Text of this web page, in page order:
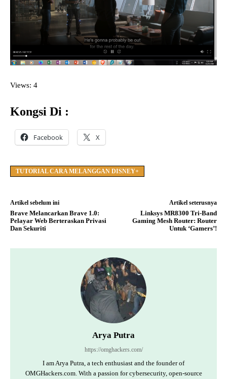
Views: 4
Kongsi Di :
Facebook X
TUTORIAL CARA MELANGGAN DISNEY+
Artikel sebelum ini
Brave Melancarkan Brave 1.0:
Pelayar Web Berteraskan Privasi
Dan Sekuriti
Artikel seterusnya
Linksys MR8300 Tri-Band
Gaming Mesh Router: Router
Untuk ‘Gamers’!
Arya Putra
https://omghackers.com/
I am Arya Putra, a tech enthusiast and the founder of
OMGHackers.com. With a passion for cybersecurity, open-source